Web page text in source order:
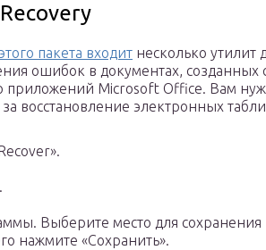
пакета входит несколько утилит
ошибок в документах, созданных
приложений Microsoft Office. Вам
восстановление электронных
Выберите место для сохранения
нажмите «Сохранить».